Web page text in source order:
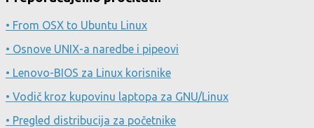
• From OSX to Ubuntu Linux
• Osnove UNIX-a naredbe i pipeovi
• Lenovo-BIOS za Linux korisnike
• Vodič kroz kupovinu laptopa za GNU/Linux
• Pregled distribucija za početnike